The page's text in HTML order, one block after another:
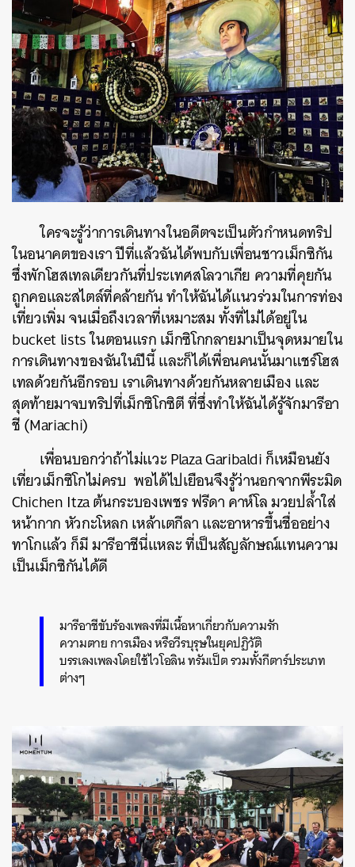
ใครจะรู้ว่าการเดินทางในอดีตจะเป็นตัวกำหนดทริป
ในอนาคตของเรา ปีที่แล้วฉันได้พบกับเพื่อนชาวเม็กซิกัน
ซึ่งพักโฮสเทลเดียวกันที่ประเทศสโลวาเกีย ความที่คุยกัน
ถูกคอและสไตล์ที่คล้ายกัน ทำให้ฉันได้แนวร่วมในการท่อง
เที่ยวเพิ่ม จนเมื่อถึงเวลาที่เหมาะสม ทั้งที่ไม่ได้อยู่ใน
bucket lists ในตอนแรก เม็กซิโกกลายมาเป็นจุดหมายใน
การเดินทางของฉันในปีนี้ และก็ได้เพื่อนคนนั้นมาแชร์โฮส
เทลด้วยกันอีกรอบ เราเดินทางด้วยกันหลายเมือง และ
สุดท้ายมาจบทริปที่เม็กซิโกซิตี ที่ซึ่งทำให้ฉันได้รู้จักมารีอา
ชี (Mariachi)
เพื่อนบอกว่าถ้าไม่แวะ Plaza Garibaldi ก็เหมือนยัง
เที่ยวเม็กซิโกไม่ครบ พอได้ไปเยือนจึงรู้ว่านอกจากพีระมิด
Chichen Itza ต้นกระบองเพชร ฟรีดา คาห์โล มวยปล้ำใส่
หน้ากาก หัวกะโหลก เหล้าเตกีลา และอาหารขึ้นชื่ออย่าง
ทาโกแล้ว ก็มี มารีอาชีนี่แหละ ที่เป็นสัญลักษณ์แทนความ
เป็นเม็กซิกันได้ดี
มารีอาชีขับร้องเพลงที่มีเนื้อหาเกี่ยวกับความรัก
ความตาย การเมือง หรือวีรบุรุษในยุคปฏิวัติ
บรรเลงเพลงโดยใช้ไวโอลิน ทรัมเป็ต รวมทั้งกีตาร์ประเภท
ต่างๆ